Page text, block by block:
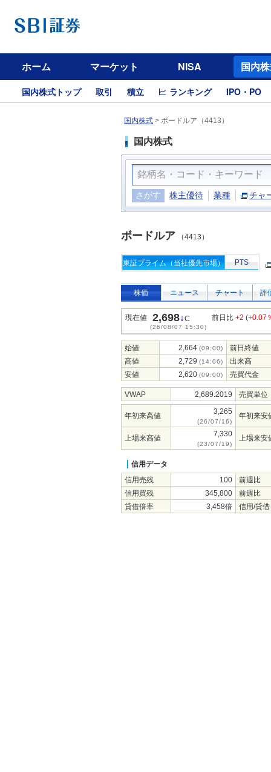
ホーム マーケット NISA 国内
国内株式トップ 取引 積立 ランキング IPO・PO
国内株式 > ボードルア（4413）
国内株式
さがす 株主優待 業種 チャ
ボードルア （4413）
東証プライム（当社優先市場） PTS
株価 ニュース チャート 評
現在値 2,698↓C
(26/08/07 15:30)
前日比 +2 (+0.07
始値 2,664 (09:00)
前日終値
高値
2,729 (14:06)
出来高
安値
2,620 (09:00) 売買代金
VWAP 2,689.2019 売買単位
年初来高値 3,265
(26/07/16)
年初来安
上場来高値 7,330
(23/07/19)
上場来安
信用データ
信用売残
100
前週比
信用買残
345,800
前週比
貸借倍率
3,458倍 信用/貸借